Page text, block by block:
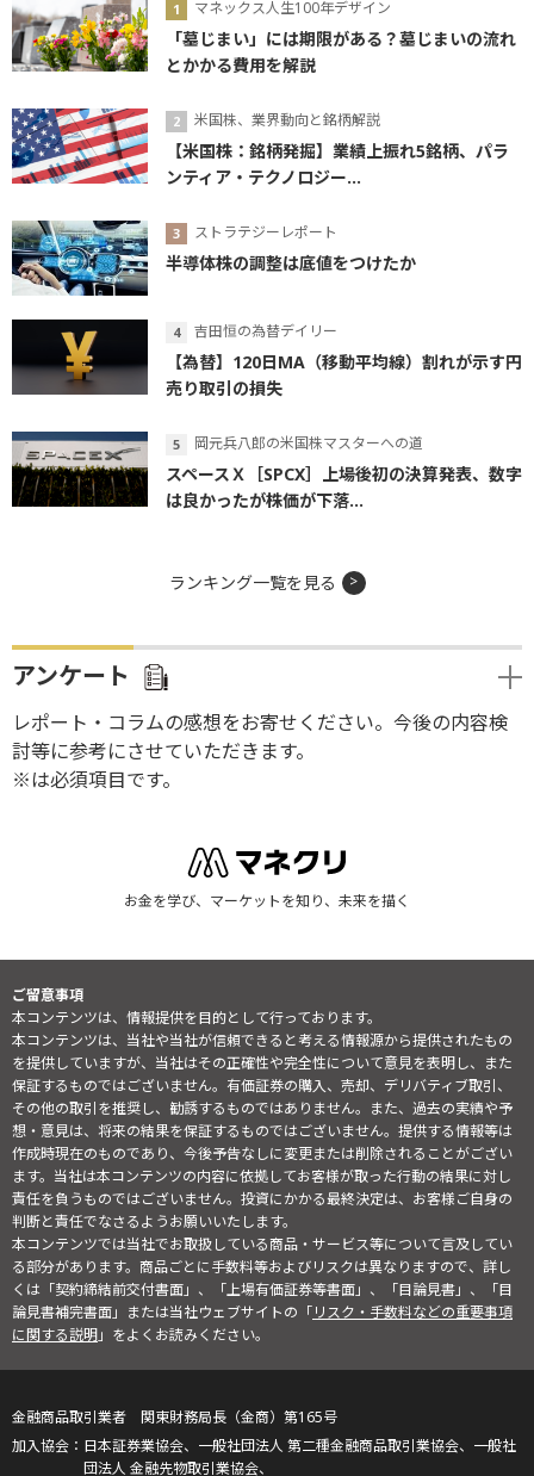
マネックス人生100年デザイン
「墓じまい」には期限がある？墓じまいの流れ
とかかる費用を解説
米国株、業界動向と銘柄解説
【米国株：銘柄発掘】業績上振れ5銘柄、パラ
ンティア・テクノロジー...
ストラテジーレポート
半導体株の調整は底値をつけたか
吉田恒の為替デイリー
【為替】120日MA（移動平均線）割れが示す円
売り取引の損失
岡元兵八郎の米国株マスターへの道
スペースＸ［SPCX］上場後初の決算発表、数字
は良かったが株価が下落...
ランキング一覧を見る
アンケート
レポート・コラムの感想をお寄せください。今後の内容検
討等に参考にさせていただきます。
※は必須項目です。
お金を学び、マーケットを知り、未来を描く
ご留意事項
本コンテンツは、情報提供を目的として行っております。
本コンテンツは、当社や当社が信頼できると考える情報源から提供されたもの
を提供していますが、当社はその正確性や完全性について意見を表明し、また
保証するものではございません。有価証券の購入、売却、デリバティブ取引、
その他の取引を推奨し、勧誘するものではありません。また、過去の実績や予
想・意見は、将来の結果を保証するものではございません。提供する情報等は
作成時現在のものであり、今後予告なしに変更または削除されることがござい
ます。当社は本コンテンツの内容に依拠してお客様が取った行動の結果に対し
責任を負うものではございません。投資にかかる最終決定は、お客様ご自身の
判断と責任でなさるようお願いいたします。
本コンテンツでは当社でお取扱している商品・サービス等について言及してい
る部分があります。商品ごとに手数料等およびリスクは異なりますので、詳し
くは「契約締結前交付書面」、「上場有価証券等書面」、「目論見書」、「目
論見書補完書面」または当社ウェブサイトの「リスク・手数料などの重要事項
に関する説明」をよくお読みください。
金融商品取引業者 関東財務局長（金商）第165号
日本証券業協会、一般社団法人 第二種金融商品取引業協会、一般社
団法人 金融先物取引業協会、